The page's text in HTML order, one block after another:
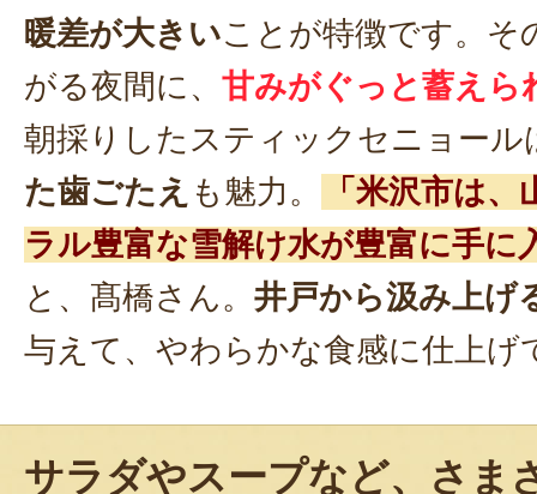
暖差が大きいことが特徴です。そ
がる夜間に、 甘みがぐっと蓄えら
朝採りしたスティックセニョール
た歯ごたえ も魅力。
「米沢市は
ラル豊富な雪解け水が豊富に手に
と、髙橋さん。 井戸から汲み上げ
与えて、やわらかな食感に仕上げ
サラダやスープなど、さま